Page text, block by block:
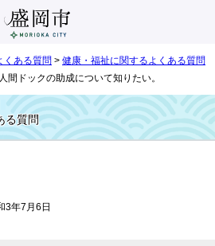
くある質問 > 健康・福祉に関するよくある質問
間ドックの助成について知りたい。
質問
年7月6日